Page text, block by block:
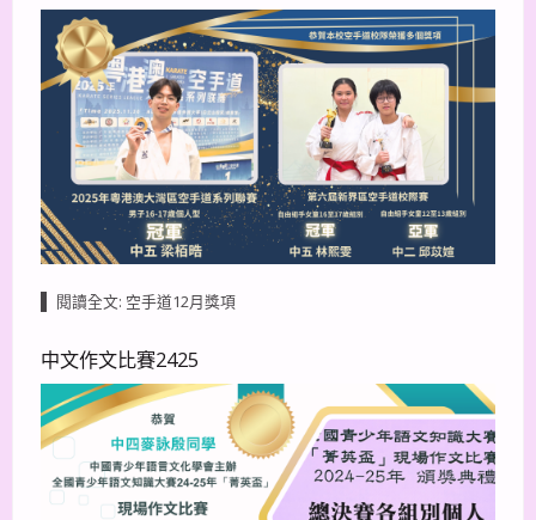
閱讀全文: 空手道12月獎項
中文作文比賽2425